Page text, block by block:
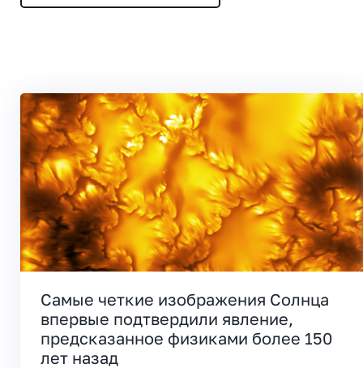
Самые четкие изображения Солнца
впервые подтвердили явление,
предсказанное физиками более 150
лет назад